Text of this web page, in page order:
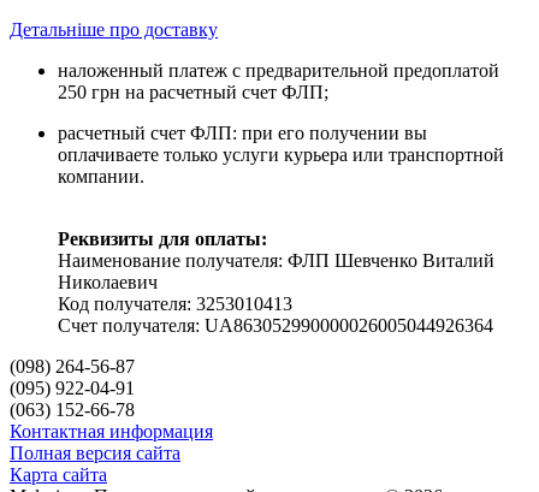
Детальніше про доставку
наложенный платеж с предварительной предоплатой
250 грн на расчетный счет ФЛП;
расчетный счет ФЛП: при его получении вы
оплачиваете только услуги курьера или транспортной
компании.
Реквизиты для оплаты:
Наименование получателя: ФЛП Шевченко Виталий
Николаевич
Код получателя: 3253010413
Счет получателя: UA863052990000026005044926364
(098) 264-56-87
(095) 922-04-91
(063) 152-66-78
Контактная информация
Полная версия сайта
Карта сайта